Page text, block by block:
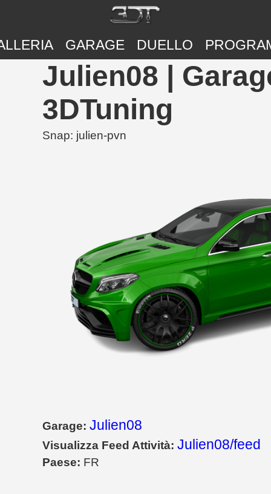
GARAGE DUELLO
Julien08 |
3DTuning
Snap: julien-pvn
Garage: Julien08
Visualizza Feed Attività: Julien08/feed
Paese: FR